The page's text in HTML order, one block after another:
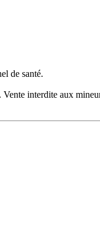
de santé.
interdite aux